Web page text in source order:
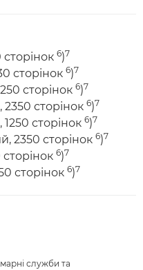
6)7
сторінок 6)7
сторінок 6)7
сторінок 6)7
сторінок 6)7
2350 сторінок 6)7
6)7
сторінок 6)7
служби та